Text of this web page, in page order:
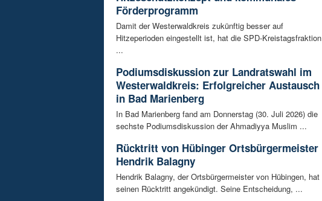
Förderprogramm
Damit der Westerwaldkreis zukünftig besser auf
Hitzeperioden eingestellt ist, hat die SPD-Kreistagsfraktion
...
Podiumsdiskussion zur Landratswahl im
Westerwaldkreis: Erfolgreicher Austausch
in Bad Marienberg
In Bad Marienberg fand am Donnerstag (30. Juli 2026) die
sechste Podiumsdiskussion der Ahmadiyya Muslim ...
Rücktritt von Hübinger Ortsbürgermeister
Hendrik Balagny
Hendrik Balagny, der Ortsbürgermeister von Hübingen, hat
seinen Rücktritt angekündigt. Seine Entscheidung, ...